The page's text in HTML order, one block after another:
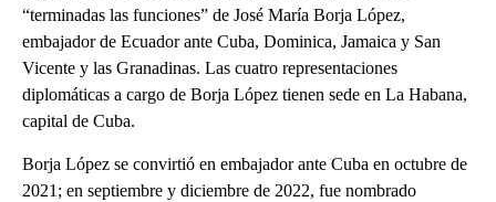
“terminadas las funciones” de José María Borja López,
embajador de Ecuador ante Cuba, Dominica, Jamaica y San
Vicente y las Granadinas. Las cuatro representaciones
diplomáticas a cargo de Borja López tienen sede en La Habana,
capital de Cuba.
Borja López se convirtió en embajador ante Cuba en octubre de
2021; en septiembre y diciembre de 2022, fue nombrado